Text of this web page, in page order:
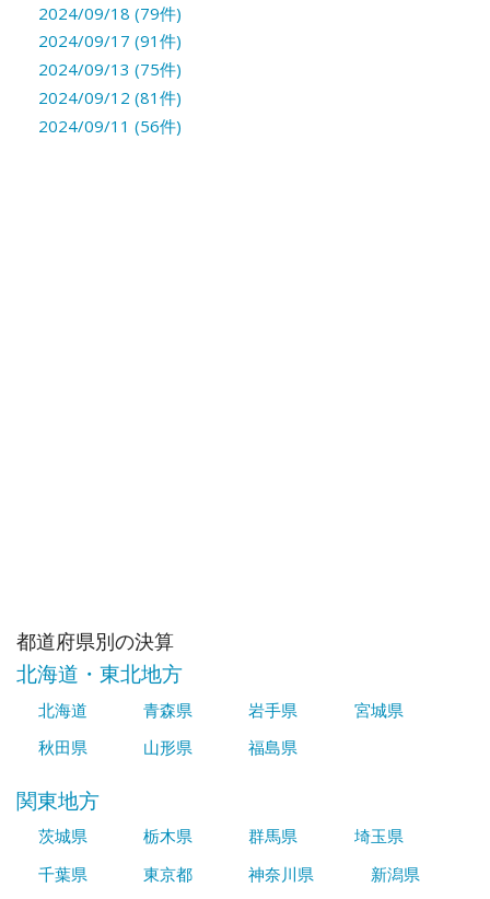
2024/09/18 (79件)
2024/09/17 (91件)
2024/09/13 (75件)
2024/09/12 (81件)
2024/09/11 (56件)
都道府県別の決算
北海道・東北地方
北海道 青森県 岩手県
宮城県
秋田県
山形県 福島県
関東地方
茨城県 栃木県 群馬県
埼玉県
千葉県
東京都 神奈川県
新潟県